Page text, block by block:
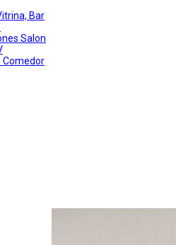
Bar
Salon
Comedor